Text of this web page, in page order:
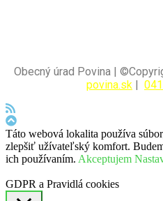
Obecný úrad Povina |
povina.sk
Táto webová lokalita používa
zlepšiť užívateľský komfort.
ich používaním. Akceptujem
GDPR a Pravidlá cookies